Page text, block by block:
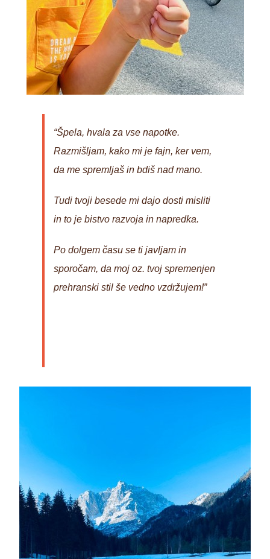
“Špela, hvala za vse napotke.
Razmišljam, kako mi je fajn, ker vem,
da me spremljaš in bdiš nad mano.
Tudi tvoji besede mi dajo dosti misliti
in to je bistvo razvoja in napredka.
Po dolgem času se ti javljam in
sporočam, da moj oz. tvoj spremenjen
prehranski stil še vedno vzdržujem!”